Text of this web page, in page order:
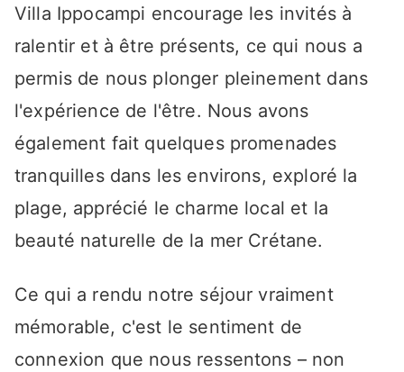
Villa Ippocampi encourage les invités à
ralentir et à être présents, ce qui nous a
permis de nous plonger pleinement dans
l'expérience de l'être. Nous avons
également fait quelques promenades
tranquilles dans les environs, exploré la
plage, apprécié le charme local et la
beauté naturelle de la mer Crétane.
Ce qui a rendu notre séjour vraiment
mémorable, c'est le sentiment de
connexion que nous ressentons – non